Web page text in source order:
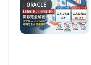
ORACLE